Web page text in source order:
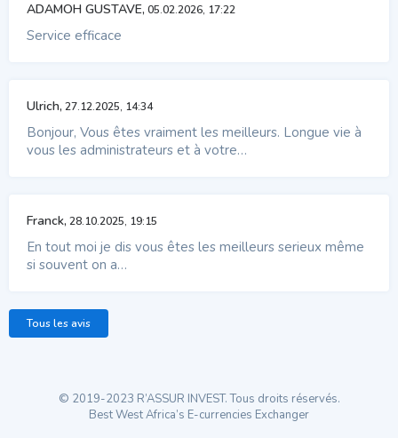
ADAMOH GUSTAVE, 05.02.2026, 17:22
Service efficace
Ulrich, 27.12.2025, 14:34
Bonjour, Vous êtes vraiment les meilleurs. Longue vie à
vous les administrateurs et à votre…
Franck, 28.10.2025, 19:15
En tout moi je dis vous êtes les meilleurs serieux même
si souvent on a…
Tous les avis
© 2019-2023 R’ASSUR INVEST. Tous droits réservés.
Best West Africa’s E-currencies Exchanger